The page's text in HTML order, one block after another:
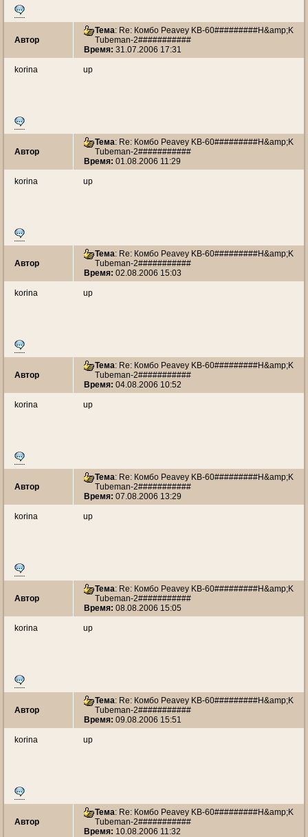
Автор
Тема: Re: Комбо Peavey KB-60#########H&amp;K
Tubeman-2###########
Время: 31.07.2006 17:31
korina up
Автор
Тема: Re: Комбо Peavey KB-60#########H&amp;K
Tubeman-2###########
Время: 01.08.2006 11:29
korina up
Автор
Тема: Re: Комбо Peavey KB-60#########H&amp;K
Tubeman-2###########
Время: 02.08.2006 15:03
korina up
Автор
Тема: Re: Комбо Peavey KB-60#########H&amp;K
Tubeman-2###########
Время: 04.08.2006 10:52
korina up
Автор
Тема: Re: Комбо Peavey KB-60#########H&amp;K
Tubeman-2###########
Время: 07.08.2006 13:29
korina up
Автор
Тема: Re: Комбо Peavey KB-60#########H&amp;K
Tubeman-2###########
Время: 08.08.2006 15:05
korina up
Автор
Тема: Re: Комбо Peavey KB-60#########H&amp;K
Tubeman-2###########
Время: 09.08.2006 15:51
korina up
Автор
Тема: Re: Комбо Peavey KB-60#########H&amp;K
Tubeman-2###########
Время: 10.08.2006 11:32